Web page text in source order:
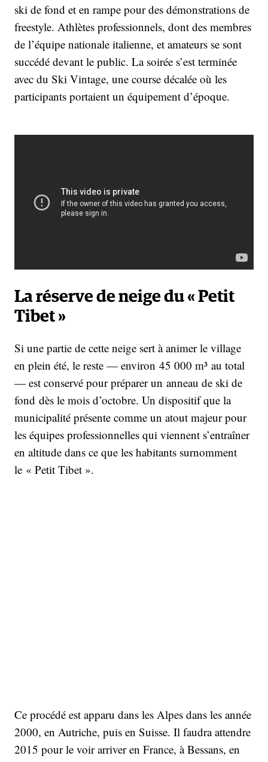
ski de fond et en rampe pour des démonstrations de
freestyle. Athlètes professionnels, dont des membres
de l’équipe nationale italienne, et amateurs se sont
succédé devant le public. La soirée s’est terminée
avec du Ski Vintage, une course décalée où les
participants portaient un équipement d’époque.
La réserve de neige du « Petit
Tibet »
Si une partie de cette neige sert à animer le village
en plein été, le reste — environ 45 000 m³ au total
— est conservé pour préparer un anneau de ski de
fond dès le mois d’octobre. Un dispositif que la
municipalité présente comme un atout majeur pour
les équipes professionnelles qui viennent s’entraîner
en altitude dans ce que les habitants surnomment
le « Petit Tibet ».
Ce procédé est apparu dans les Alpes dans les année
2000, en Autriche, puis en Suisse. Il faudra attendre
2015 pour le voir arriver en France, à Bessans, en